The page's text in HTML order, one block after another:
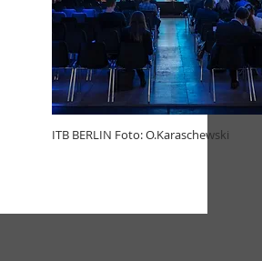
ITB BERLIN Foto: O.Karaschewski